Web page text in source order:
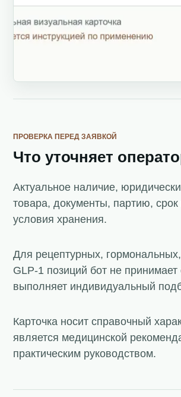
ПРОВЕРКА ПЕРЕД ЗАЯВКОЙ
Что уточняет
Актуальное наличие,
товара, документы, партию, срок
условия хранения.
Для рецептурных,
GLP-1 позиций бот не принимает
выполняет индивидуальный
Карточка носит справочный
является медицинской
практическим руководством.